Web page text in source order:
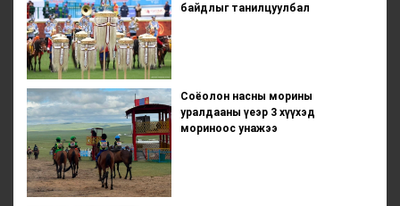
байдлыг танилцуулбал
Соёолон насны морины
уралдааны үеэр 3 хүүхэд
мориноос унажээ